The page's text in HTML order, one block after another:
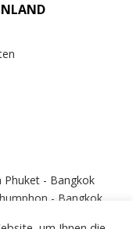
Phuket - Bangkok
- Bangkok